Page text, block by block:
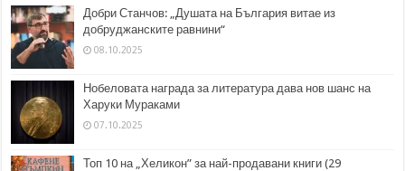
Добри Станчов: „Душата на България витае из
добруджанските равнини“
08.10.2025
Нобеловата награда за литература дава нов шанс на
Харуки Мураками
07.10.2025
Топ 10 на „Хеликон” за най-продавани книги (29